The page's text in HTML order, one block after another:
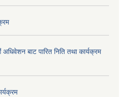
बाट पारित निति तथा कार्यक्रम